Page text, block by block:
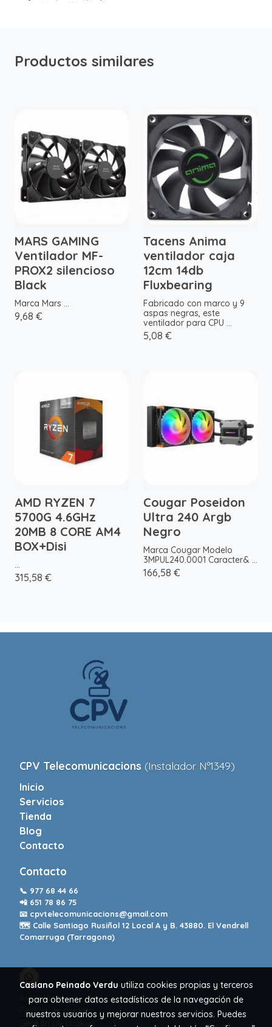
Productos similares
MARS GAMING
Ventilador MF-
PROX2 silencioso
Black
Marca Mars ...
9,68 €
Tacens Anima
ventilador caja
12cm 14db
Fluxbearing
Fabricado con marco y 9
aspas negras, este
ventilador para CPU ...
5,08 €
AMD RYZEN 7
5700G 4.6GHz
20MB 8 CORE AM4
BOX+Disi
...
315,58 €
Cougar Poseidon
Ultra 240 Argb
Negro
Marca Cougar Modelo
3MPUL240.0001 Caracter& ...
166,58 €
CPV Telecomunicacions (Instalador Nº1349)
Inicio
Servicios
Tienda
Blog
Contacto
Contacto
📞 977 68 44 66
📲 651 78 86 75
📧 cpvtelecomunicacions@gmail.com
🗺️ Calle Santiago Rusiñol 12 Local A y B. 43880. El Vendrell
Comarruga (Tarragona)
Aviso legal
Política de cookies
Gestión de cookies
Casiano Peinado Verdu utiliza cookies propias y terceros
para obtener datos estadísticos de la navegación de
nuestros usuarios y mejorar nuestros servicios. Puedes